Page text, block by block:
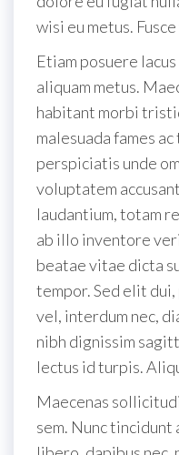
wisi eu metus.
Etiam posuere
aliquam metus.
habitant morbi
malesuada fames
perspiciatis unde
voluptatem
laudantium, totam
ab illo inventore
beatae vitae dicta
tempor. Sed elit
vel, interdum nec,
nibh dignissim
lectus id turpis.
Maecenas
sem. Nunc tincidunt